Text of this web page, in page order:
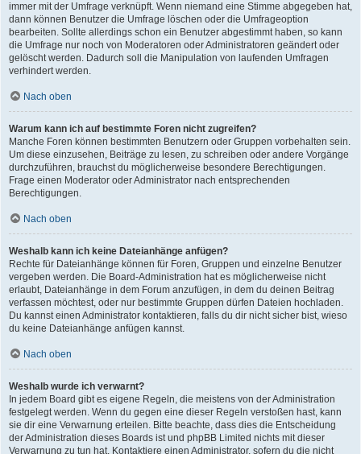
immer mit der Umfrage verknüpft. Wenn niemand eine Stimme abgegeben hat,
dann können Benutzer die Umfrage löschen oder die Umfrageoption
bearbeiten. Sollte allerdings schon ein Benutzer abgestimmt haben, so kann
die Umfrage nur noch von Moderatoren oder Administratoren geändert oder
gelöscht werden. Dadurch soll die Manipulation von laufenden Umfragen
verhindert werden.
Nach oben
Warum kann ich auf bestimmte Foren nicht zugreifen?
Manche Foren können bestimmten Benutzern oder Gruppen vorbehalten sein.
Um diese einzusehen, Beiträge zu lesen, zu schreiben oder andere Vorgänge
durchzuführen, brauchst du möglicherweise besondere Berechtigungen.
Frage einen Moderator oder Administrator nach entsprechenden
Berechtigungen.
Nach oben
Weshalb kann ich keine Dateianhänge anfügen?
Rechte für Dateianhänge können für Foren, Gruppen und einzelne Benutzer
vergeben werden. Die Board-Administration hat es möglicherweise nicht
erlaubt, Dateianhänge in dem Forum anzufügen, in dem du deinen Beitrag
verfassen möchtest, oder nur bestimmte Gruppen dürfen Dateien hochladen.
Du kannst einen Administrator kontaktieren, falls du dir nicht sicher bist, wieso
du keine Dateianhänge anfügen kannst.
Nach oben
Weshalb wurde ich verwarnt?
In jedem Board gibt es eigene Regeln, die meistens von der Administration
festgelegt werden. Wenn du gegen eine dieser Regeln verstoßen hast, kann
sie dir eine Verwarnung erteilen. Bitte beachte, dass dies die Entscheidung
der Administration dieses Boards ist und phpBB Limited nichts mit dieser
Verwarnung zu tun hat. Kontaktiere einen Administrator, sofern du die nicht